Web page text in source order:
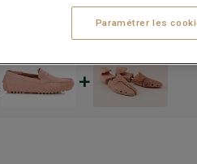
+
Paramétrer les